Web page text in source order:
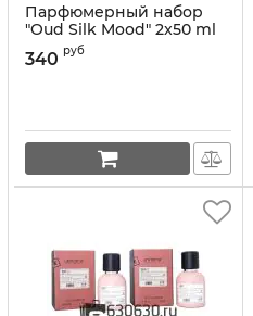
Парфюмерный набор
"Oud Silk Mood" 2x50 ml
340 руб